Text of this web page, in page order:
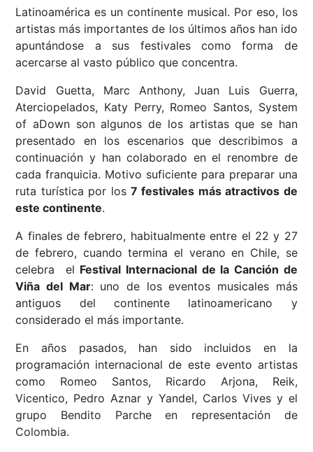
Latinoamérica es un continente musical. Por eso, los
artistas más importantes de los últimos años han ido
apuntándose a sus festivales como forma de
acercarse al vasto público que concentra.
David Guetta, Marc Anthony, Juan Luis Guerra,
Aterciopelados, Katy Perry, Romeo Santos, System
of aDown son algunos de los artistas que se han
presentado en los escenarios que describimos a
continuación y han colaborado en el renombre de
cada franquicia. Motivo suficiente para preparar una
ruta turística por los 7 festivales más atractivos de
este continente.
A finales de febrero, habitualmente entre el 22 y 27
de febrero, cuando termina el verano en Chile, se
celebra el Festival Internacional de la Canción de
Viña del Mar: uno de los eventos musicales más
antiguos del continente latinoamericano y
considerado el más importante.
En años pasados, han sido incluidos en la
programación internacional de este evento artistas
como Romeo Santos, Ricardo Arjona, Reik,
Vicentico, Pedro Aznar y Yandel, Carlos Vives y el
grupo Bendito Parche en representación de
Colombia.